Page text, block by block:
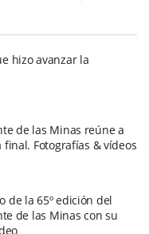
hizo avanzar la
de las Minas reúne a
Fotografías & vídeos
de la 65º edición del
de las Minas con su